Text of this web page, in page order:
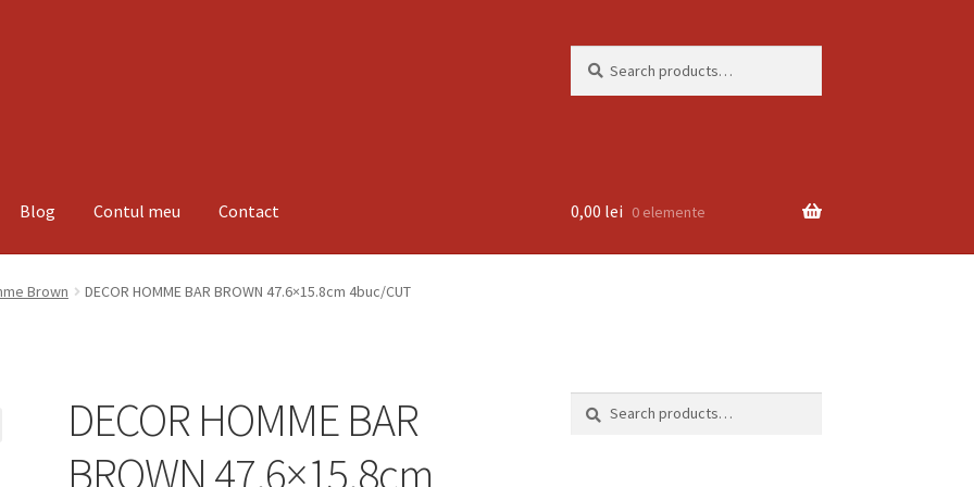
for:
Blog Contul meu Contact
Despre noi Informatii MagazinPlată
0,00 lei 0 elemente
Brown DECOR HOMME BAR BROWN 47.6×15.8cm 4buc/CUT
DECOR HOMME BAR
BROWN 47.6×15.8cm
Search
Search